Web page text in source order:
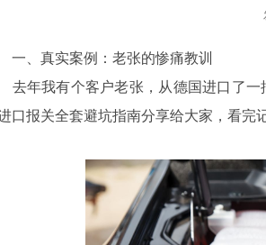
、真实案例：老张的惨痛教训
年我有个客户老张，从德国进口了一
口报关全套避坑指南分享给大家，看完